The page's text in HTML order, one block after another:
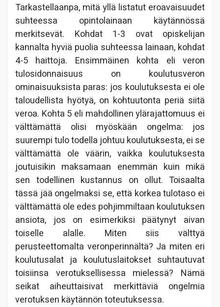
Tarkastellaanpa, mitä yllä listatut eroavaisuudet
suhteessa opintolainaan käytännössä
merkitsevät. Kohdat 1-3 ovat opiskelijan
kannalta hyviä puolia suhteessa lainaan, kohdat
4-5 haittoja. Ensimmäinen kohta eli veron
tulosidonnaisuus on koulutusveron
ominaisuuksista paras: jos koulutuksesta ei ole
taloudellista hyötyä, on kohtuutonta periä siitä
veroa. Kohta 5 eli mahdollinen ylärajattomuus ei
välttämättä olisi myöskään ongelma: jos
suurempi tulo todella johtuu koulutuksesta, ei se
välttämättä ole väärin, vaikka koulutuksesta
joutuisikin maksamaan enemmän kuin mikä
sen todellinen kustannus on ollut. Toisaalta
tässä jää ongelmaksi se, että korkea tulotaso ei
välttämättä ole edes pohjimmiltaan koulutuksen
ansiota, jos on esimerkiksi päätynyt aivan
toiselle alalle. Miten siis välttyä
perusteettomalta veronperinnältä? Ja miten eri
koulutusalat ja koulutuslaitokset suhtautuvat
toisiinsa verotuksellisessa mielessä? Nämä
seikat aiheuttaisivat merkittäviä ongelmia
verotuksen käytännön toteutuksessa.